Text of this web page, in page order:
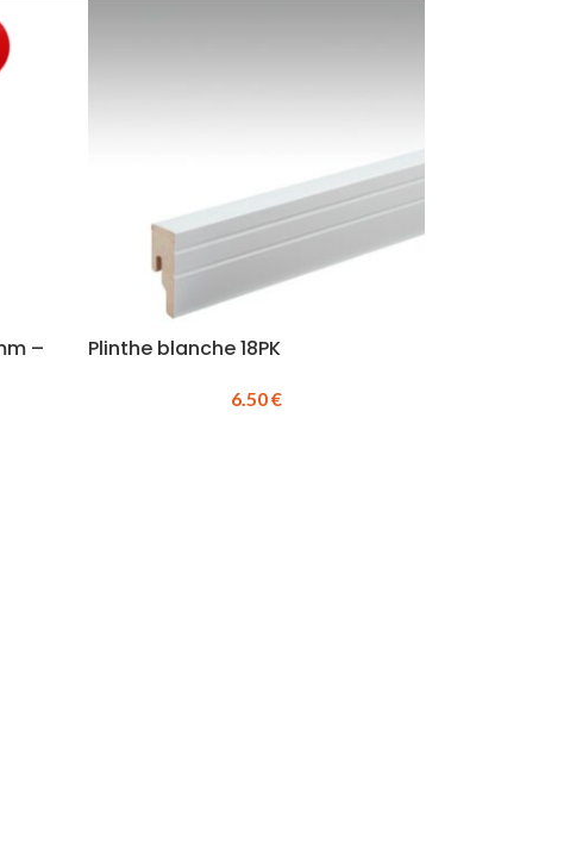
–
Plinthe blanche 18PK
6.50€